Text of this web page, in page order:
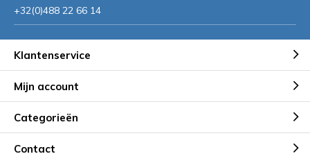
+32(0)488 22 66 14
Klantenservice
Mijn account
Categorieën
Contact